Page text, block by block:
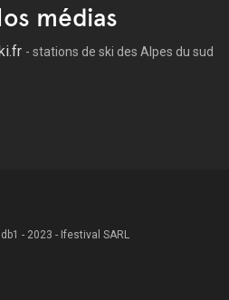
médias
- stations de ski des Alpes du sud
- 2023 - Ifestival SARL